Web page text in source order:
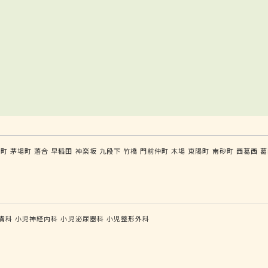
茅場町 落合 早稲田 神楽坂 九段下 竹橋 門前仲町 木場 東陽町 南砂町 西葛西
科 小児神経内科 小児泌尿器科 小児整形外科